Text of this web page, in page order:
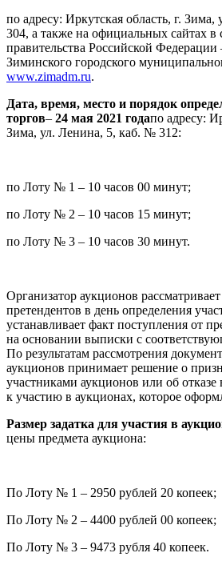
по адресу: Иркутская область, г.
304, а также на официальных сайтах в
правительства Российской Федерации
Зиминского городского
www.zimadm.ru.
Дата, время, место и порядок
торгов– 24 мая 2021 годапо адресу:
Зима, ул. Ленина, 5, каб. № 312:
по Лоту № 1 – 10 часов 00 минут;
по Лоту № 2 – 10 часов 15 минут;
по Лоту № 3 – 10 часов 30 минут.
Организатор аукционов
претендентов в день определения
устанавливает факт поступления от
на основании выписки с
По результатам рассмотрения
аукционов принимает решение о
участниками аукционов или об отказе
к участию в аукционах, которое
Размер задатка для участия в
цены предмета аукциона:
По Лоту № 1 – 2950 рублей 20 копеек;
По Лоту № 2 – 4400 рублей 00 копеек;
По Лоту № 3 – 9473 рубля 40 копеек.